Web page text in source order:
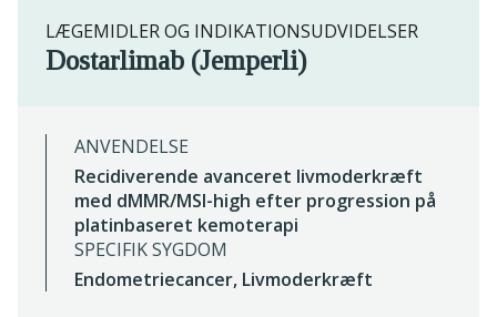
LÆGEMIDLER OG INDIKATIONSUDVIDELSER
Dostarlimab (Jemperli)
ANVENDELSE
Recidiverende avanceret livmoderkræft
med dMMR/MSI-high efter progression på
platinbaseret kemoterapi
SPECIFIK SYGDOM
Endometriecancer, Livmoderkræft